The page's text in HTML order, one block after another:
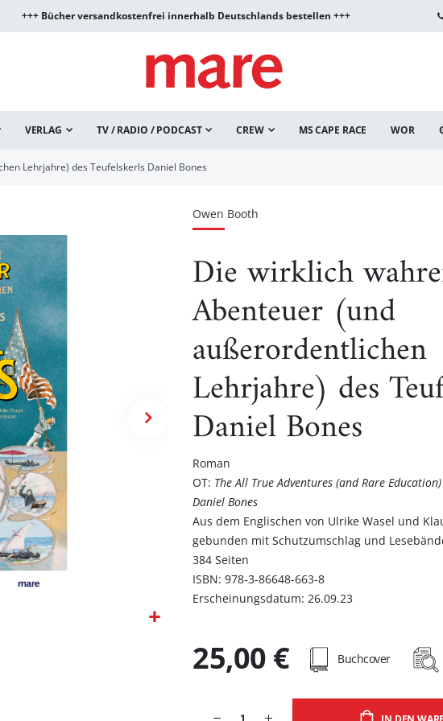
+++ Bücher versandkostenfrei innerhalb Deutschlands bestellen +++
VERLAG TV / RADIO / PODCAST CREW MS CAPE RACE WOR
Lehrjahre) des Teufelskerls Daniel Bones
Owen Booth
Die wirklich
Abenteuer (und
außerordentlichen
Lehrjahre) des
Daniel Bones
Roman
OT: The All True Adventures (and Rare
Daniel Bones
Aus dem Englischen von Ulrike Wasel und
gebunden mit Schutzumschlag und
384 Seiten
ISBN: 978-3-86648-663-8
Erscheinungsdatum: 26.09.23
25,00 € Buchcover